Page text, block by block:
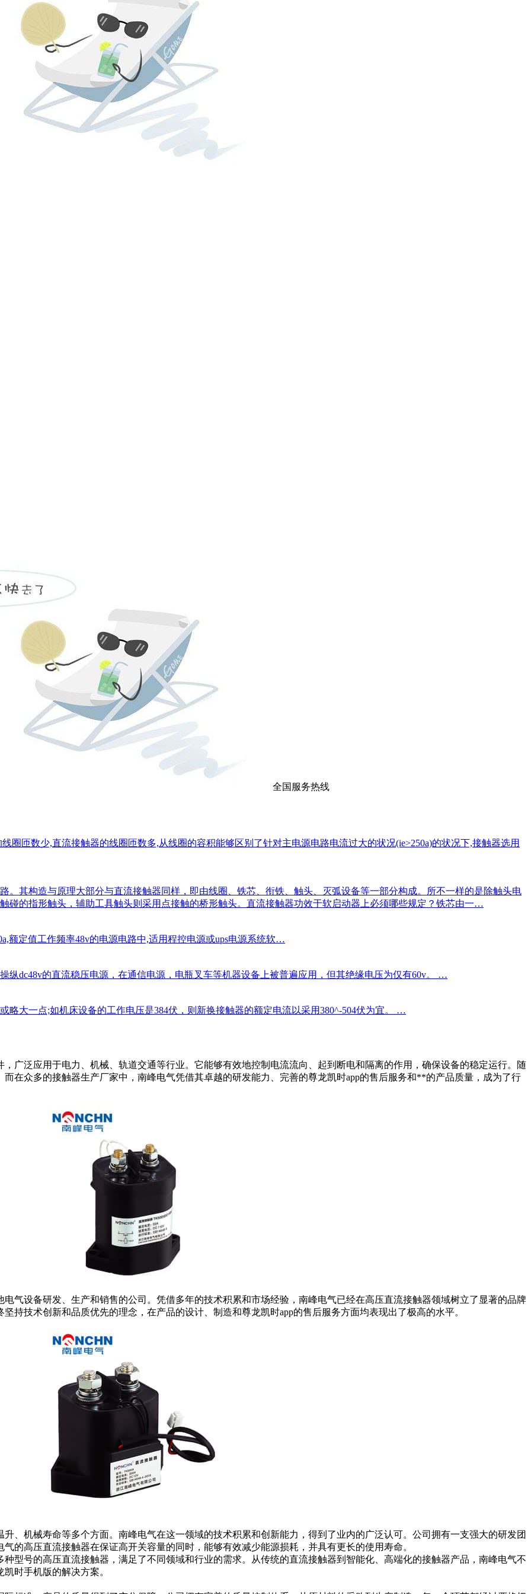
全国服务热线
圈匝数少,直流接触器的线圈匝数多,从线圈的容积能够区别了针对主电源电路电流过大的状况(ie>250a)的状况下,接触器选用
。其构造与原理大部分与直流接触器同样，即由线圈、铁芯、衔铁、触头、灭弧设备等一部分构成。所不一样的是除触头电
碰的指形触头，辅助工具触头则采用点接触的桥形触头。直流接触器功效于软启动器上必须哪些规定？铁芯由一…
额定值工作频率48v的电源电路中,适用程控电源或ups电源系统软…
纵dc48v的直流稳压电源，在通信电源，电瓶叉车等机器设备上被普遍应用，但其绝缘电压为仅有60v。 …
略大一点;如机床设备的工作电压是384伏，则新换接触器的额定电流以采用380^-504伏为宜。 …
泛应用于电力、机械、轨道交通等行业。它能够有效地控制电流流向、起到断电和隔离的作用，确保设备的稳定运行。随
在众多的接触器生产厂家中，南峰电气凭借其卓越的研发能力、完善的尊龙凯时app的售后服务和**的产品质量，成为了行
气设备研发、生产和销售的公司。凭借多年的技术积累和市场经验，南峰电气已经在高压直流接触器领域树立了显著的品牌
持技术创新和品质优先的理念，在产品的设计、制造和尊龙凯时app的售后服务方面均表现出了极高的水平。
机械寿命等多个方面。南峰电气在这一领域的技术积累和创新能力，得到了业内的广泛认可。公司拥有一支强大的研发团
的高压直流接触器在保证高开关容量的同时，能够有效减少能源损耗，并具有更长的使用寿命。
号的高压直流接触器，满足了不同领域和行业的需求。从传统的直流接触器到智能化、高端化的接触器产品，南峰电气不
时手机版的解决方案。